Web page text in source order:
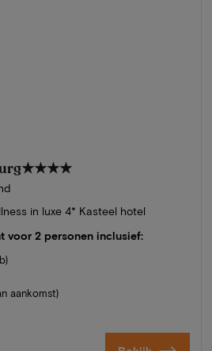
★★★★
in luxe 4* Kasteel hotel
voor 2 personen inclusief:
aankomst)